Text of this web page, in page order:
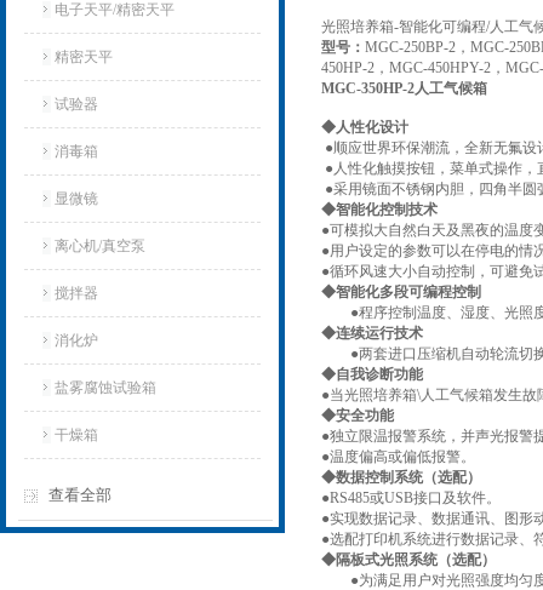
电子天平/精密天平
精密天平
试验器
消毒箱
显微镜
离心机/真空泵
搅拌器
消化炉
盐雾腐蚀试验箱
干燥箱
查看全部
光照培养箱-智能化可编程/人工气
型号： MGC-250BP-2，MGC-
450HP-2，MGC-450HPY-2，
MGC-350HP-2人工气候箱
◆人性化设计
● 顺应世界环保潮流，全新无氟
●人性化触摸按钮，菜单式操作
●采用镜面不锈钢内胆，四角半
◆智能化控制技术
●可模拟大自然白天及黑夜的温度
●用户设定的参数可以在停电的情
●循环风速大小自动控制，可避免
◆智能化多段可编程控制
●程序控制温度、湿度、光照
◆连续运行技术
●两套进口压缩机自动轮流切
◆自我诊断功能
●当光照培养箱\人工气候箱发生
◆安全功能
●独立限温报警系统，并声光报警
●温度偏高或偏低报警。
◆数据控制系统（选配）
●RS485或USB接口及软件。
●实现数据记录、数据通讯、图形
●选配打印机系统进行数据记录、
◆隔板式光照系统（选配）
●为满足用户对光照强度均匀